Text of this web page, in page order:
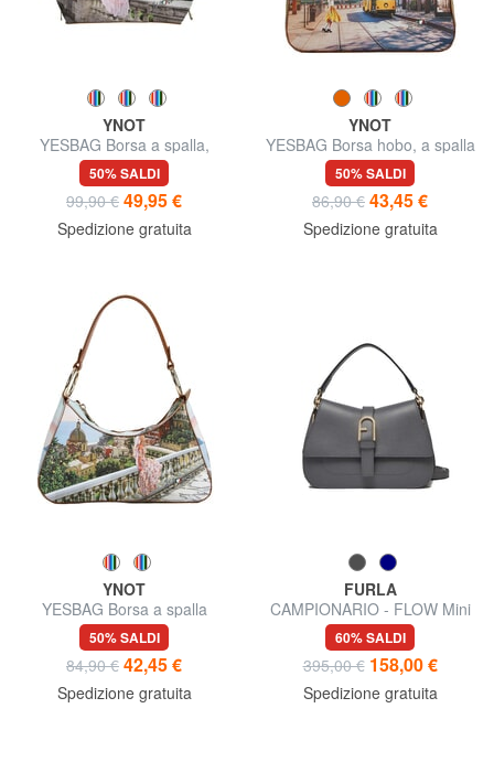
YNOT
YESBAG Borsa a spalla,
grandezza regolabile
50% SALDI
99,90 € 49,95 €
Spedizione gratuita
YNOT
YESBAG Borsa hobo, a spalla
50% SALDI
86,90 € 43,45 €
Spedizione gratuita
YNOT
YESBAG Borsa a spalla
50% SALDI
84,90 € 42,45 €
Spedizione gratuita
FURLA
CAMPIONARIO - FLOW Mini
Bag a mano, con tracolla
60% SALDI
395,00 € 158,00 €
Spedizione gratuita